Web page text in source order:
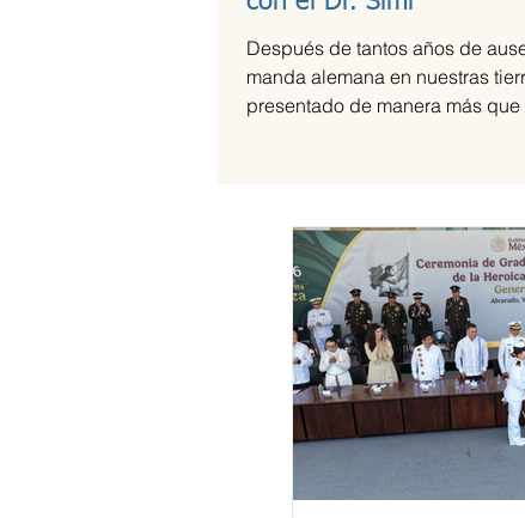
Después de tantos años de
manda alemana en nuestras
presentado de manera más que